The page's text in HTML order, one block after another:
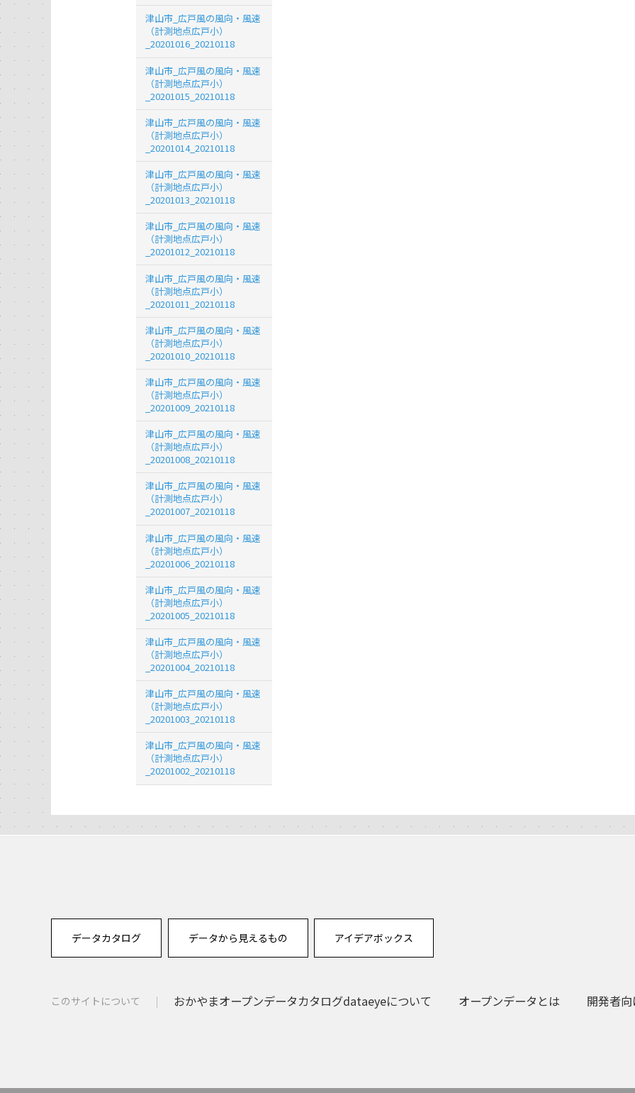
津山市_広戸風の風向・風速
（計測地点広戸小）
_20201016_20210118
津山市_広戸風の風向・風速
（計測地点広戸小）
_20201015_20210118
津山市_広戸風の風向・風速
（計測地点広戸小）
_20201014_20210118
津山市_広戸風の風向・風速
（計測地点広戸小）
_20201013_20210118
津山市_広戸風の風向・風速
（計測地点広戸小）
_20201012_20210118
津山市_広戸風の風向・風速
（計測地点広戸小）
_20201011_20210118
津山市_広戸風の風向・風速
（計測地点広戸小）
_20201010_20210118
津山市_広戸風の風向・風速
（計測地点広戸小）
_20201009_20210118
津山市_広戸風の風向・風速
（計測地点広戸小）
_20201008_20210118
津山市_広戸風の風向・風速
（計測地点広戸小）
_20201007_20210118
津山市_広戸風の風向・風速
（計測地点広戸小）
_20201006_20210118
津山市_広戸風の風向・風速
（計測地点広戸小）
_20201005_20210118
津山市_広戸風の風向・風速
（計測地点広戸小）
_20201004_20210118
津山市_広戸風の風向・風速
（計測地点広戸小）
_20201003_20210118
津山市_広戸風の風向・風速
（計測地点広戸小）
_20201002_20210118
データカタログ データから見えるもの アイデアボックス
このサイトについて おかやまオープンデータカタログdataeyeについて オープンデータとは 開発者